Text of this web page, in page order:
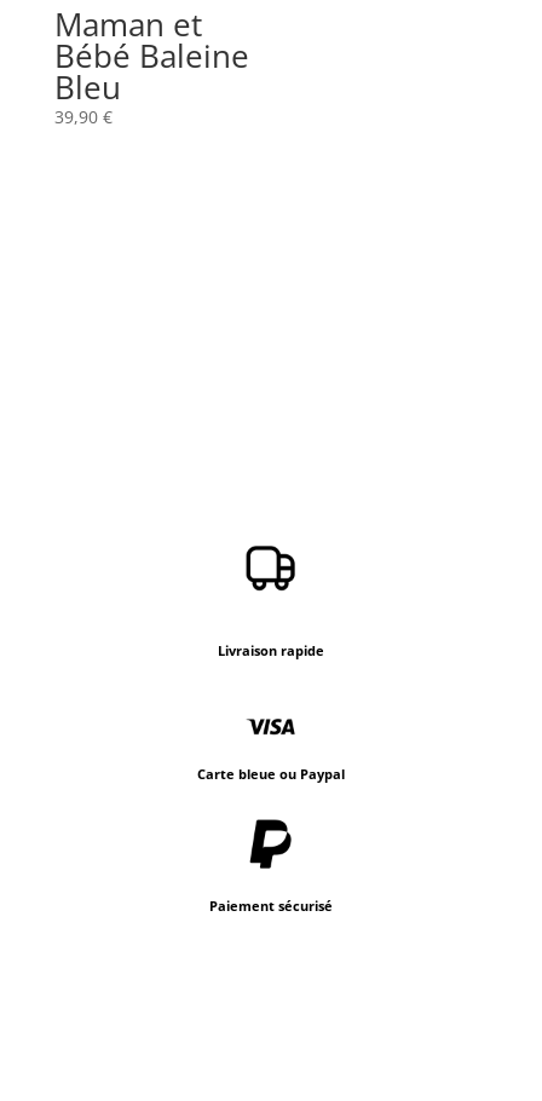
Maman et
Bébé Baleine
Bleu
39,90 €
Livraison rapide
Carte bleue ou Paypal
Paiement sécurisé